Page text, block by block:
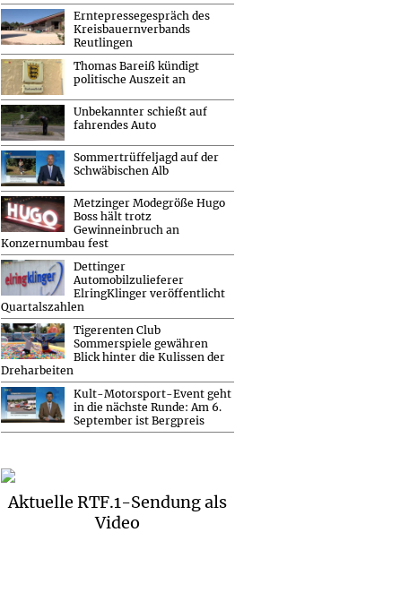
Erntepressegespräch des
Kreisbauernverbands
Reutlingen
Thomas Bareiß kündigt
politische Auszeit an
Unbekannter schießt auf
fahrendes Auto
Sommertrüffeljagd auf der
Schwäbischen Alb
Metzinger Modegröße Hugo
Boss hält trotz
Gewinneinbruch an
Konzernumbau fest
Dettinger
Automobilzulieferer
ElringKlinger veröffentlicht
Quartalszahlen
Tigerenten Club
Sommerspiele gewähren
Blick hinter die Kulissen der
Dreharbeiten
Kult-Motorsport-Event geht
in die nächste Runde: Am 6.
September ist Bergpreis
Aktuelle RTF.1-Sendung als
Video